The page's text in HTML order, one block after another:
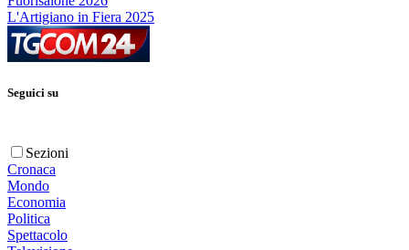
L'Artigiano in Fiera 2025
Seguici su
Sezioni
Cronaca
Mondo
Economia
Politica
Spettacolo